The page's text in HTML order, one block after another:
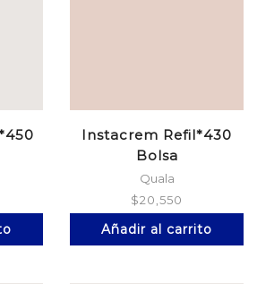
Instacrem Refil*430
Bolsa
Quala
$20,550
Añadir al carrito